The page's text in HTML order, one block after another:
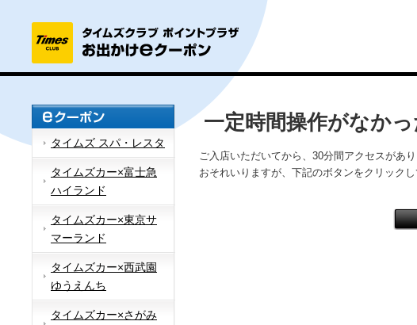
タイムズ スパ・レスタ
タイムズカー×富士急
ハイランド
タイムズカー×東京サ
マーランド
タイムズカー×西武園
ゆうえんち
タイムズカー×さがみ
一定時間操作がなか
ご入店いただいてから、30分間アクセスがあ
おそれいりますが、下記のボタンをクリックし